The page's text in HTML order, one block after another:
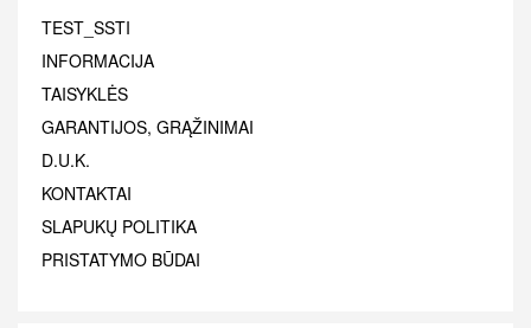
TEST_SSTI
INFORMACIJA
TAISYKLĖS
GARANTIJOS, GRĄŽINIMAI
D.U.K.
KONTAKTAI
SLAPUKŲ POLITIKA
PRISTATYMO BŪDAI